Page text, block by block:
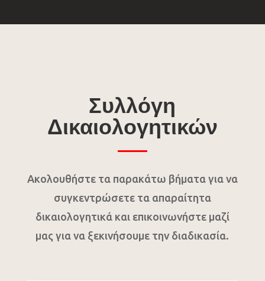
Συλλόγη
Δικαιολογητικών
Ακολουθήστε τα παρακάτω βήματα για να
συγκεντρώσετε τα απαραίτητα
δικαιολογητικά και επικοινωνήστε μαζί
μας για να ξεκινήσουμε την διαδικασία.